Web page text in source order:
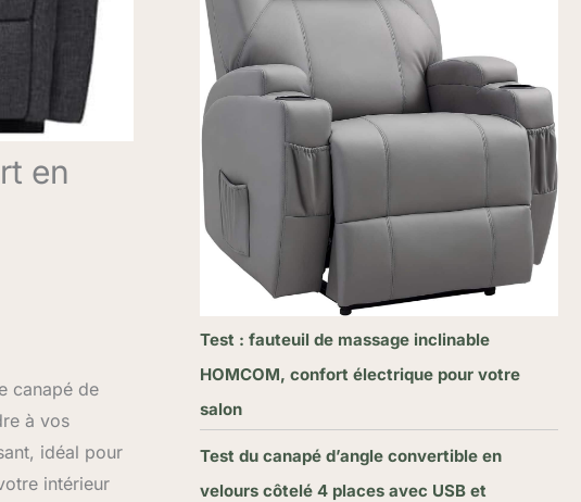
en
canapé de
à vos
idéal pour
intérieur
Test : fauteuil de massage inclinable
HOMCOM, confort électrique pour votre
salon
Test du canapé d’angle convertible en
velours côtelé 4 places avec USB et